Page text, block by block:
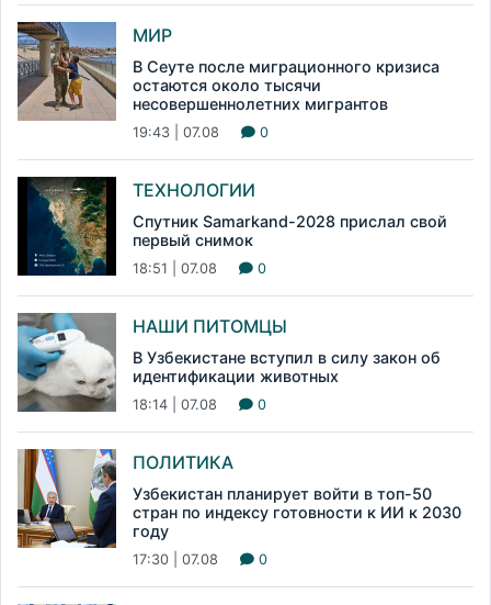
МИР
В Сеуте после миграционного кризиса
остаются около тысячи
несовершеннолетних мигрантов
19:43 | 07.08 0
ТЕХНОЛОГИИ
Спутник Samarkand-2028 прислал свой
первый снимок
18:51 | 07.08 0
НАШИ ПИТОМЦЫ
В Узбекистане вступил в силу закон об
идентификации животных
18:14 | 07.08 0
ПОЛИТИКА
Узбекистан планирует войти в топ-50
стран по индексу готовности к ИИ к 2030
году
17:30 | 07.08 0